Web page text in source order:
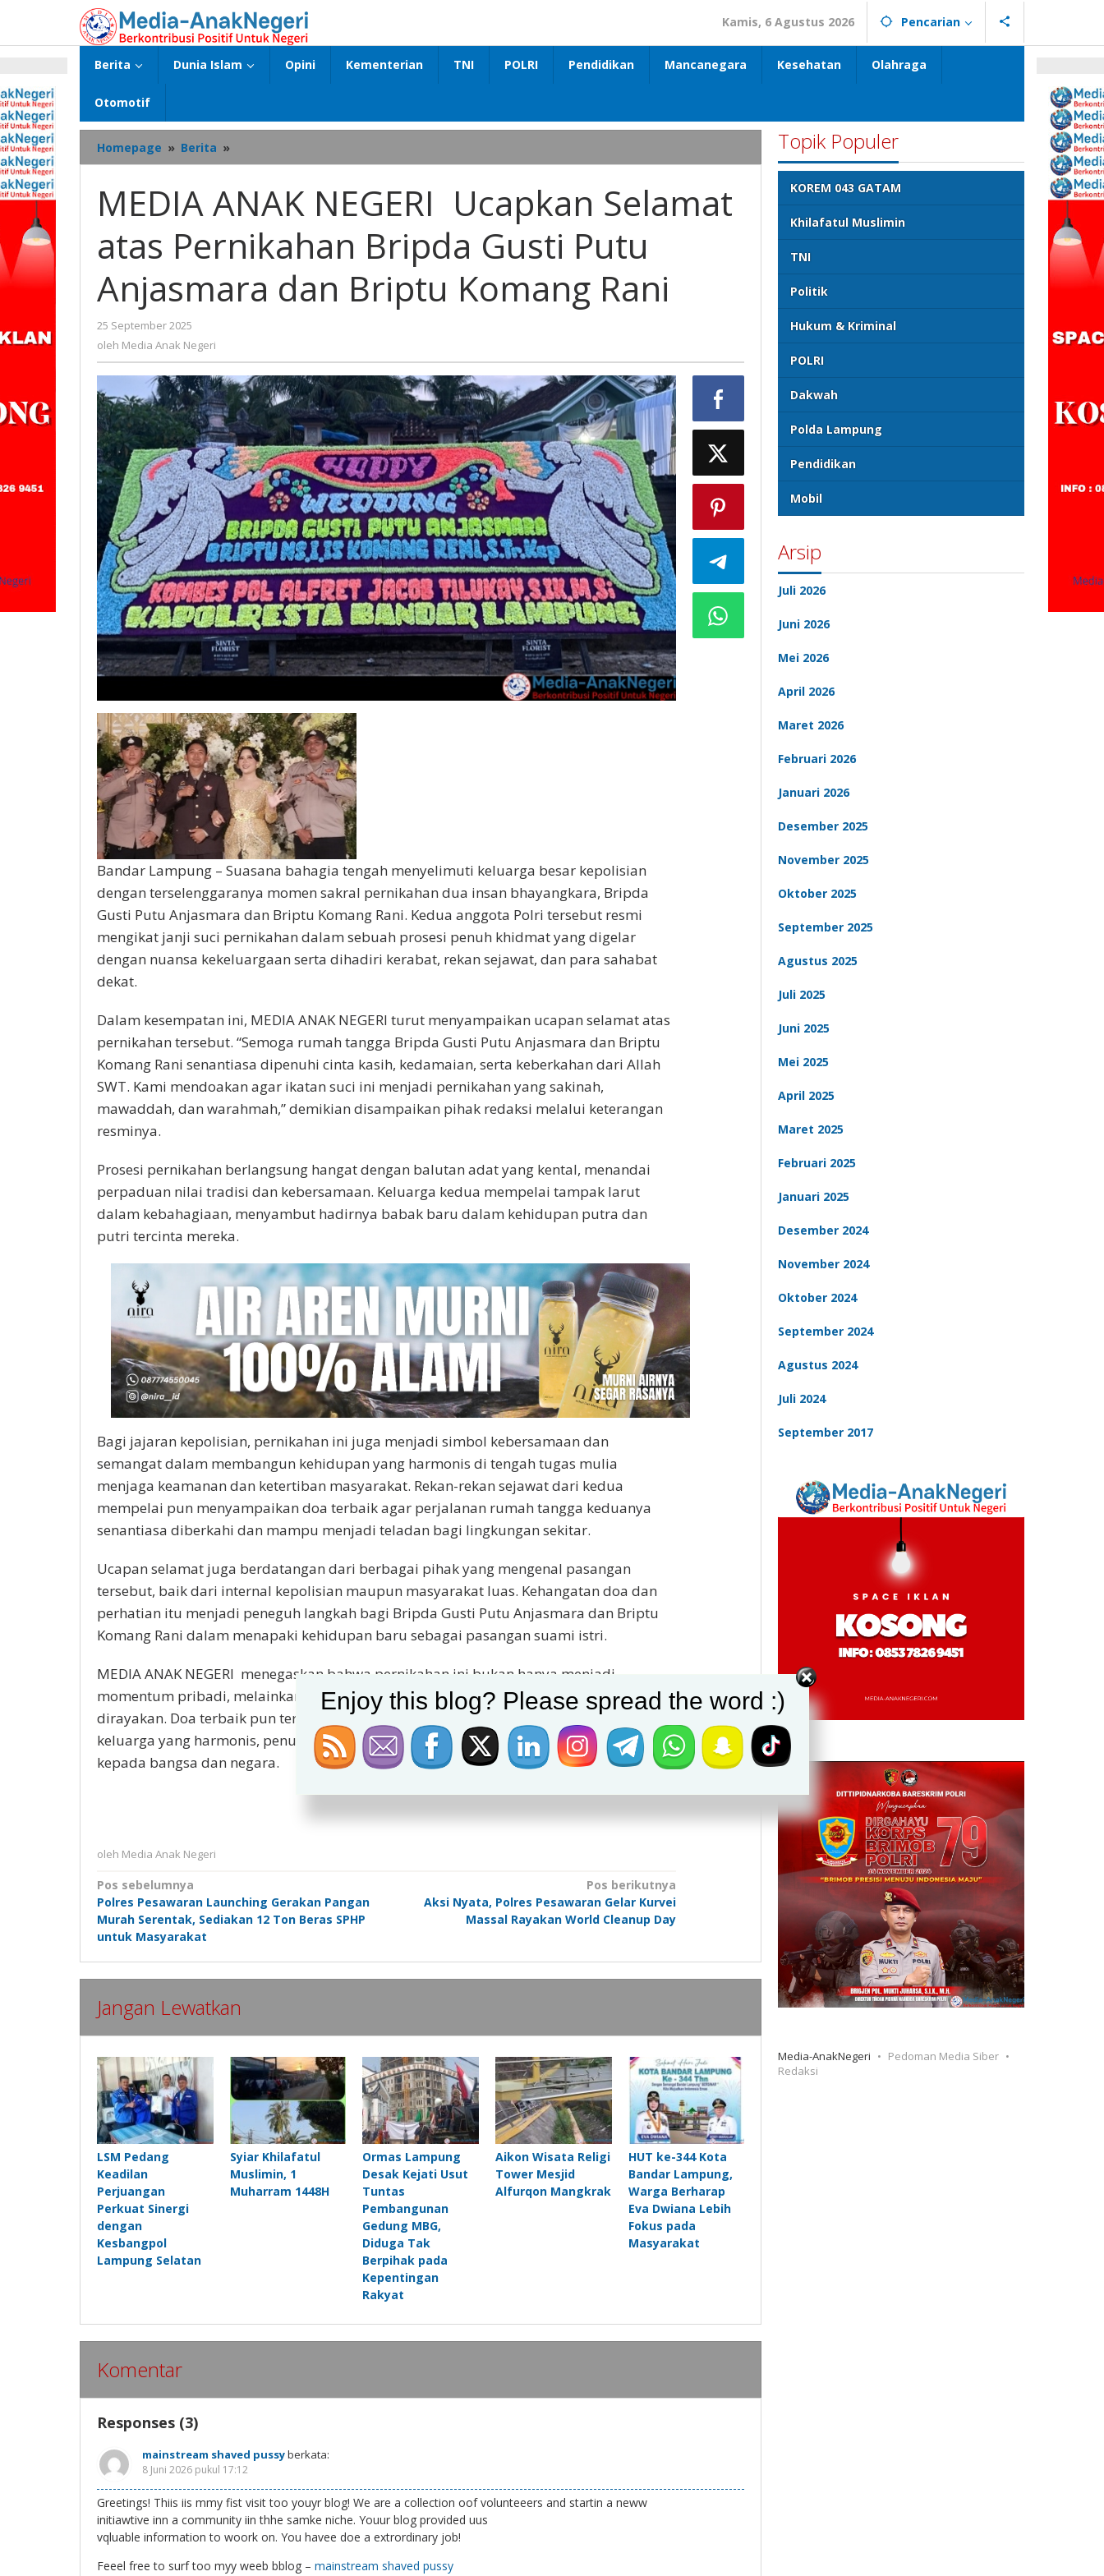
konten
Kamis, 6 Agustus 2026 Pencarian
Berita Dunia Islam Opini Kementerian TNI POLRI Pendidikan Mancanegara Kesehatan Olahraga
Otomotif
Homepage » Berita »
ANAK
Ucapkan
Selamat
atas
Pernikahan
Gusti
Putu
Rani
MEDIA ANAK NEGERI Ucapkan Selamat
atas Pernikahan Bripda Gusti Putu
Anjasmara dan Briptu Komang Rani
25 September 2025
Media
Anak
oleh Media Anak Negeri
Bandar Lampung – Suasana bahagia tengah menyelimuti keluarga besar kepolisian
dengan terselenggaranya momen sakral pernikahan dua insan bhayangkara, Bripda
Gusti Putu Anjasmara dan Briptu Komang Rani. Kedua anggota Polri tersebut resmi
mengikat janji suci pernikahan dalam sebuah prosesi penuh khidmat yang digelar
dengan nuansa kekeluargaan serta dihadiri kerabat, rekan sejawat, dan para sahabat
dekat.
Dalam kesempatan ini, MEDIA ANAK NEGERI turut menyampaikan ucapan selamat atas
pernikahan tersebut. “Semoga rumah tangga Bripda Gusti Putu Anjasmara dan Briptu
Komang Rani senantiasa dipenuhi cinta kasih, kedamaian, serta keberkahan dari Allah
SWT. Kami mendoakan agar ikatan suci ini menjadi pernikahan yang sakinah,
mawaddah, dan warahmah,” demikian disampaikan pihak redaksi melalui keterangan
resminya.
Prosesi pernikahan berlangsung hangat dengan balutan adat yang kental, menandai
perpaduan nilai tradisi dan kebersamaan. Keluarga kedua mempelai tampak larut
dalam kebahagiaan, menyambut hadirnya babak baru dalam kehidupan putra dan
putri tercinta mereka.
Bagi jajaran kepolisian, pernikahan ini juga menjadi simbol kebersamaan dan
semangat dalam membangun kehidupan yang harmonis di tengah tugas mulia
menjaga keamanan dan ketertiban masyarakat. Rekan-rekan sejawat dari kedua
mempelai pun menyampaikan doa terbaik agar perjalanan rumah tangga keduanya
senantiasa diberkahi dan mampu menjadi teladan bagi lingkungan sekitar.
Ucapan selamat juga berdatangan dari berbagai pihak yang mengenal pasangan
tersebut, baik dari internal kepolisian maupun masyarakat luas. Kehangatan doa dan
perhatian itu menjadi peneguh langkah bagi Bripda Gusti Putu Anjasmara dan Briptu
Komang Rani dalam menapaki kehidupan baru sebagai pasangan suami istri.
MEDIA ANAK NEGERI menegaskan bahwa pernikahan ini bukan hanya menjadi
momentum pribadi, melainkan juga wujud kebahagiaan bersama yang layak untuk
dirayakan. Doa terbaik pun terpanjat agar kedua mempelai mampu membangun
keluarga yang harmonis, penuh keberkahan, serta tetap teguh dalam mengabdikan diri
kepada bangsa dan negara.
oleh Media Anak Negeri
Navigasi
pos
Pos sebelumnya
Polres Pesawaran Launching Gerakan Pangan
Murah Serentak, Sediakan 12 Ton Beras SPHP
untuk Masyarakat
Pos berikutnya
Aksi Nyata, Polres Pesawaran Gelar Kurvei
Massal Rayakan World Cleanup Day
Jangan Lewatkan
LSM Pedang
Keadilan
Perjuangan
Perkuat Sinergi
dengan
Kesbangpol
Lampung Selatan
Syiar Khilafatul
Muslimin, 1
Muharram 1448H
Ormas Lampung
Desak Kejati Usut
Tuntas
Pembangunan
Gedung MBG,
Diduga Tak
Berpihak pada
Kepentingan
Rakyat
Aikon Wisata Religi
Tower Mesjid
Alfurqon Mangkrak
HUT ke-344 Kota
Bandar Lampung,
Warga Berharap
Eva Dwiana Lebih
Fokus pada
Masyarakat
Komentar
Responses (3)
mainstream shaved pussyberkata:
8 Juni 2026 pukul 17:12
Greetings! Thiis iis mmy fist visit too youyr blog! We are a collection oof volunteeers and startin a neww
initiawtive inn a community iin thhe samke niche. Youur blog provided uus
vqluable information to woork on. You havee doe a extrordinary job!
Feeel free to surf too myy weeb bblog – mainstream shaved pussy
Topik Populer
KOREM 043 GATAM
Khilafatul Muslimin
TNI
Politik
Hukum & Kriminal
POLRI
Dakwah
Polda Lampung
Pendidikan
Mobil
Arsip
Juli 2026
Juni 2026
Mei 2026
April 2026
Maret 2026
Februari 2026
Januari 2026
Desember 2025
November 2025
Oktober 2025
September 2025
Agustus 2025
Juli 2025
Juni 2025
Mei 2025
April 2025
Maret 2025
Februari 2025
Januari 2025
Desember 2024
November 2024
Oktober 2024
September 2024
Agustus 2024
Juli 2024
September 2017
Media-AnakNegeri
Pedoman Media Siber
Redaksi
Enjoy this blog? Please spread the word :)